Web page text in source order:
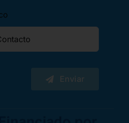
Enviar